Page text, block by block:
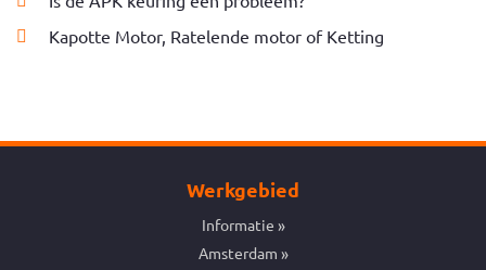
Kapotte Motor, Ratelende motor of Ketting
Werkgebied
Informatie
Amsterdam